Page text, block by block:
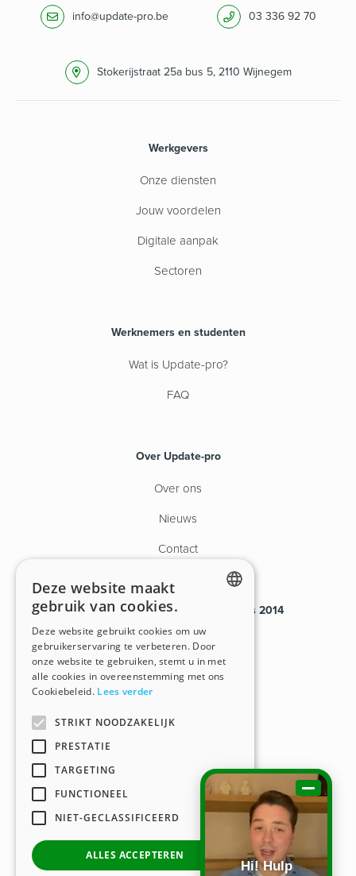
info@update-pro.be 03 336 92 70
Stokerijstraat 25a bus 5, 2110 Wijnegem
Werkgevers
Onze diensten
Jouw voordelen
Digitale aanpak
Sectoren
Werknemers en studenten
Wat is Update-pro?
FAQ
Over Update-pro
Over ons
Nieuws
Contact
Payroll van tijdelijk personeel sinds 2014
VG.2080/U
BHG.00609-406-20170901
This website is developed with the support of:
DUTCH
Deze website maakt
gebruik van cookies.
Deze website gebruikt cookies om uw
gebruikerservaring te verbeteren. Door
onze website te gebruiken, stemt u in met
alle cookies in overeenstemming met ons
Cookiebeleid. Lees verder
STRIKT NOODZAKELIJK
PRESTATIE
TARGETING
FUNCTIONEEL
NIET-GECLASSIFICEERD
ALLES ACCEPTEREN
Hi! Hulp